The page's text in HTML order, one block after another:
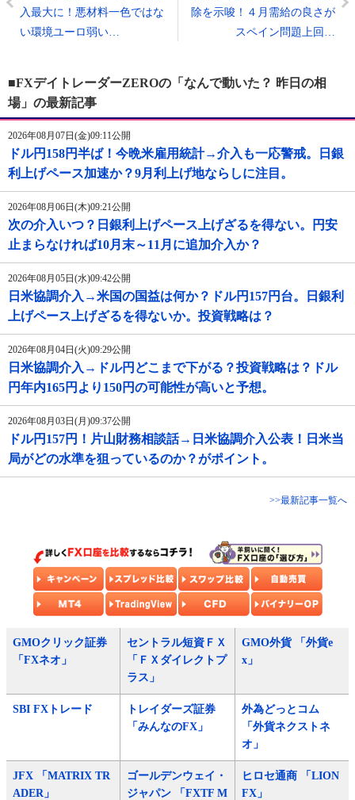
入最大に！悪材料一色ではな
い環境ユーロ弱い…
除を示唆！４月需給の良さが
スペイン問題上回…
■FXデイトレーダーZEROの「なんで動いた？ 昨日の相
場」の最新記事
2026年08月07日(金)09:11公開
ドル円158円半ば！今晩米雇用統計→介入も一応警戒。日銀
利上げペース加速か？9月利上げ地ならしに注目。
2026年08月06日(木)09:21公開
次の介入いつ？日銀利上げペース上げざるを得ない。円安
止まらなければ10月末～11月に追加介入か？
2026年08月05日(水)09:42公開
日米協調介入→米国の国益は何か？ドル円157円台。日銀利
上げペース上げざるを得ないか。投資戦略は？
2026年08月04日(火)09:29公開
日米協調介入→ドル円どこまで下がる？投資戦略は？ドル
円年内165円より150円の可能性が高いと予想。
2026年08月03日(月)09:37公開
ドル円157円！片山財務相談話→日米協調介入公表！日米当
局がどの水準を狙っているのか？がポイント。
>>最新記事一覧へ
GMOクリック証券
「FXネオ」
セントラル短資ＦＸ
「ＦＸダイレクトプ
ラス」
GMO外貨 「外貨e
x」
SBI FXトレード
トレイダーズ証券
「みんなのFX」
外為どっとコム
「外貨ネクストネ
オ」
JFX 「MATRIX TR
ADER」
ゴールデンウェイ・
ジャパン 「FXTF M
ヒロセ通商 「LION
FX」